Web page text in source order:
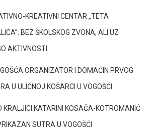
KREATIVNI CENTAR „TETA
BEZ ŠKOLSKOG ZVONA, ALI UZ
AKTIVNOSTI
ORGANIZATOR I DOMAĆIN PRVOG
U ULIČNOJ KOŠARCI U VOGOŠĆI
KRALJICI KATARINI KOSAČA-KOTROMANIĆ
SUTRA U VOGOŠĆI